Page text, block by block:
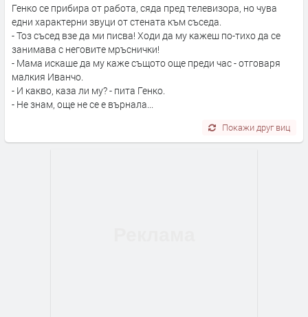
Генко се прибира от работа, сяда пред телевизора, но чува
едни характерни звуци от стената към съседа.
- Тоз съсед взе да ми писва! Ходи да му кажеш по-тихо да се
занимава с неговите мръснички!
- Мама искаше да му каже същото още преди час - отговаря
малкия Иванчо.
- И какво, каза ли му? - пита Генко.
- Не знам, още не се е върнала...
Покажи друг виц